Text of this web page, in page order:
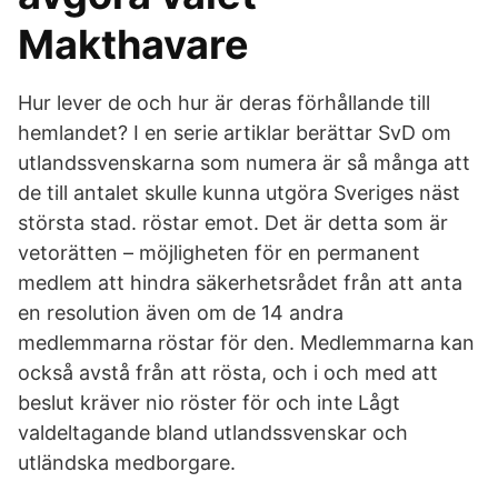
Makthavare
Hur lever de och hur är deras förhållande till
hemlandet? I en serie artiklar berättar SvD om
utlandssvenskarna som numera är så många att
de till antalet skulle kunna utgöra Sveriges näst
största stad. röstar emot. Det är detta som är
vetorätten – möjligheten för en permanent
medlem att hindra säkerhetsrådet från att anta
en resolution även om de 14 andra
medlemmarna röstar för den. Medlemmarna kan
också avstå från att rösta, och i och med att
beslut kräver nio röster för och inte Lågt
valdeltagande bland utlandssvenskar och
utländska medborgare.